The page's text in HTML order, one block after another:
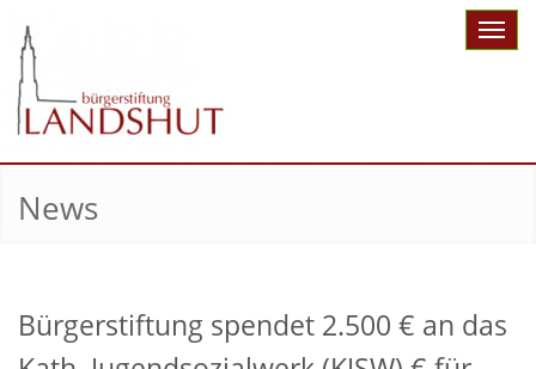
Toggle
News
Bürgerstiftung spendet 2.500 € an das